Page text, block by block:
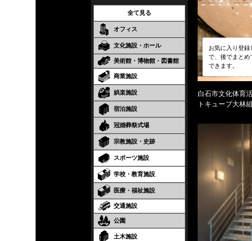
全て見る
オフィス
文化施設・ホール
美術館・博物館・図書館
商業施設
娯楽施設
宿泊施設
冠婚葬祭式場
宗教施設・史跡
スポーツ施設
学校・教育施設
医療・福祉施設
交通施設
公園
土木施設
お気に入り登
で、後でまと
できます。
白石市文化体育
トキューブ大林